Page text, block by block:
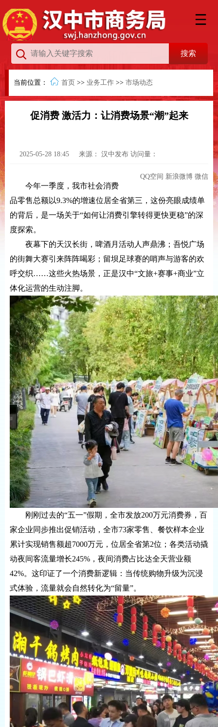
当前位置： 首页 >> 业务工作 >> 市场动态
促消费 激活力：让消费场景“潮”起来
2025-05-28 18:45 来源： 汉中发布 访问量：
QQ空间 新浪微博 微信
今年一季度，我市社会消费
品零售总额以9.3%的增速位居全省第三，这份亮眼成绩单
的背后，是一场关于“如何让消费引擎转得更快更稳”的深
度探索。
夜幕下的天汉长街，啤酒月活动人声鼎沸；吾悦广场
的街舞大赛引来阵阵喝彩；留坝足球赛的哨声与游客的欢
呼交织……这些火热场景，正是汉中“文旅+赛事+商业”立
体化运营的生动注脚。
刚刚过去的“五一”假期，全市发放200万元消费券，百
家企业同步推出促销活动，全市73家零售、餐饮样本企业
累计实现销售额超7000万元，位居全省第2位；各类活动撬
动夜间客流量增长245%，夜间消费占比达全天营业额
42%。这印证了一个消费新逻辑：当传统购物升级为沉浸
式体验，流量就会自然转化为“留量”。